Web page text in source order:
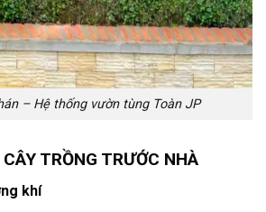
– Hệ thống vườn tùng Toàn JP
TRỒNG TRƯỚC NHÀ
khí